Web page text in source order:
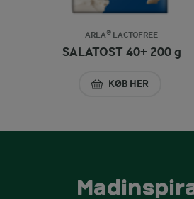
ARLA® LACTOFREE
SALATOST 40+ 200 g
KØB HER
SALATOST 40+